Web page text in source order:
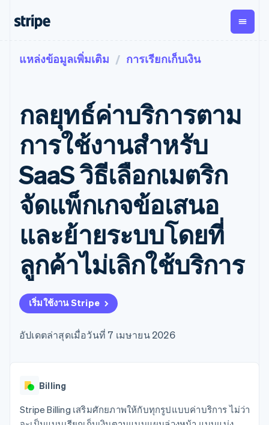
การชำระเงิน
ออนไลน์
Payment links
การชำระเงิน
เขียนโค้ด
Checkout
UI การชำระ
เงินสำเร็จรูป
Elements
องค์ประกอบ UI
ที่ยืดหยุ่น
วิธีการชำระ
เข้าถึงได้
มากกว่า 125
รายการ
Authorization
Boost
ยกระดับการ
ยอมรับการ
การชำระเงินที่
รายรับ
รายรับตาม
แบบแผนล่วง
หน้า
Metronome
การเรียกเก็บ
เงินตามการ
ใช้งาน
การชำระเงิน
ตามรอบบิล
การจัดการ
การชำระเงิน
ตามรอบบิล
Invoicing
ครั้งเดียวหรือ
ตามแบบแผน
คิดภาษีการ
ขายและ VAT
Recognition
ระบบ
สำหรับการ
Stripe
การซิงค์
ข้อมูล
การ
Global
เบิกจ่าย
ให้กับ
บุคคลที่
สาม
ตามขั้น
ตามกรณีใช้งาน
การค้าแบบใช้เอเจนต์
อีคอมเมิร์ซ
บริการทางการเงินที่ผสาน
รวมในตัว
การทำงานอัตโนมัติด้าน
ธุรกิจทั่วโลก
การชำระเงินในแอป
มาร์เก็ตเพลส
การจัดการเงิน
แพลตฟอร์ม
ตามอุตสาหกรรม
บริษัท AI
และสันทนาการ
ประกันภัย
เอกสารประกอบ
ไลบรารีและ SDK
Stripe Apps
คู่มือ
รับการชำระเงินออนไลน์
ติดตั้งใช้งานการชำระเงิน
สำเร็จรูป
มาร์เก็ตเพลส
จัดการการชำระเงินตาม
รอบบิล
เสนอการเรียกเก็บเงินตาม
การใช้งาน
รองรับอยู่
จัดเตรียมและจัดการ
แอป
ตัวอย่างโค้ด
เรียนรู้
คู่มือ
การสนับสนุน
รับการสนับสนุน
แพ็กเกจการสนับสนุนที่ได้
รับการจัดการ
บริการเฉพาะทาง
บริษัท
การประชุมประจำปีแบบ
เซสชัน
ห้องข่าว
Stripe Press
ติดต่อฝ่ายขาย
สมัครเป็นพาร์ทเนอร์
แหล่งข้อมูลเพิ่มเติม การเรียกเก็บเงิน
กลยุทธ์ค่าบริการตาม
การใช้งานสำหรับ
SaaS วิธีเลือกเมตริก
จัดแพ็กเกจข้อเสนอ
และย้ายระบบโดยที่
ลูกค้าไม่เลิกใช้บริการ
เริ่มใช้งาน Stripe
อัปเดตล่าสุดเมื่อวันที่ 7 เมษายน 2026
Billing
Stripe Billing เสริมศักยภาพให้กับทุกรูปแบบค่าบริการ ไม่ว่า